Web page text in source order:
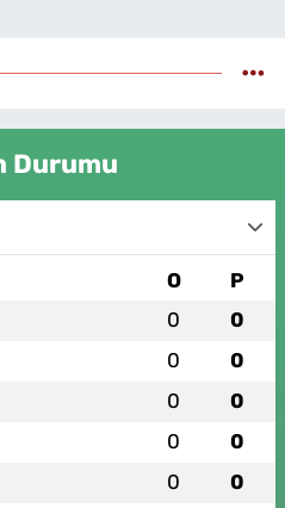
Durumu
O P
0 0
0 0
0 0
0 0
0 0